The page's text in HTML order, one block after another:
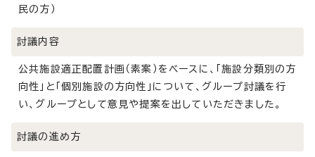
民の方）
討議内容
公共施設適正配置計画（素案）をベースに、「施設分類別の方
向性」と「個別施設の方向性」について、グループ討議を行
い、グループとして意見や提案を出していただきました。
討議の進め方